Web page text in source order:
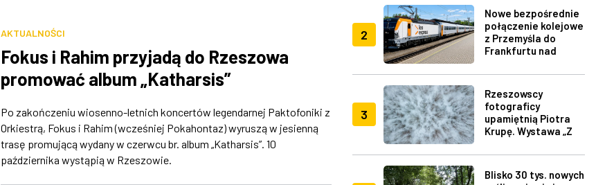
AKTUALNOŚCI
Fokus i Rahim przyjadą do Rzeszowa
promować album „Katharsis”
Po zakończeniu wiosenno-letnich koncertów legendarnej Paktofoniki z
Orkiestrą, Fokus i Rahim (wcześniej Pokahontaz) wyruszą w jesienną
trasę promującą wydany w czerwcu br. album „Katharsis”. 10
października wystąpią w Rzeszowie.
2
Nowe bezpośrednie
połączenie kolejowe
z Przemyśla do
Frankfurtu nad
3
Rzeszowscy
fotograficy
upamiętnią Piotra
Krupę. Wystawa „Z
Blisko 30 tys. nowych